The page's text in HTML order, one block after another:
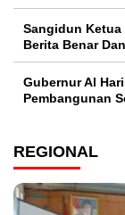
Sangidun Ketua
Berita Benar
​Gubernur Al
Pembangunan
REGIONAL